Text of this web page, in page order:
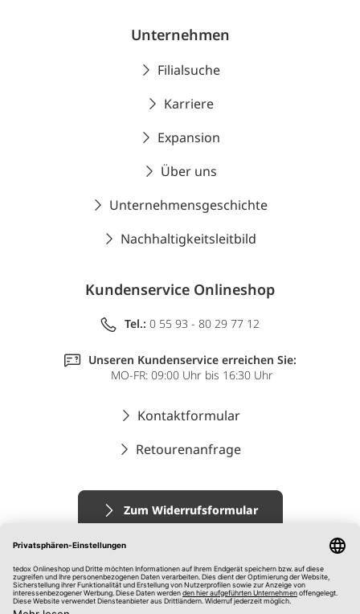
Unternehmen
Filialsuche
Karriere
Expansion
Über uns
Unternehmensgeschichte
Nachhaltigkeitsleitbild
Kundenservice Onlineshop
Tel.: 0 55 93 - 80 29 77 12
Unseren Kundenservice erreichen Sie:
MO-FR: 09:00 Uhr bis 16:30 Uhr
Kontaktformular
Retourenanfrage
Zum Widerrufsformular
Impressum
AGB